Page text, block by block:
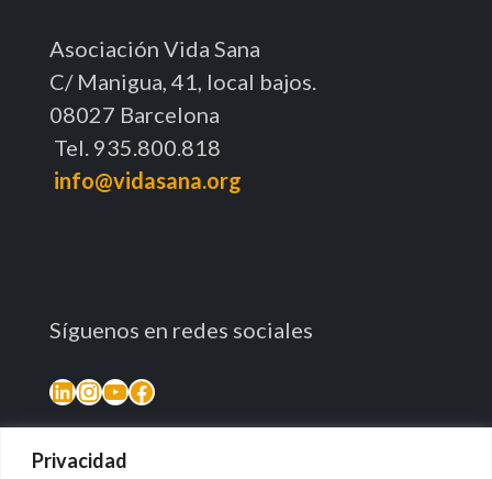
Privacidad
Asociación Vida Sana
C/ Manigua, 41, local bajos.
08027 Barcelona
Tel. 935.800.818
info@vidasana.org
Síguenos en redes sociales